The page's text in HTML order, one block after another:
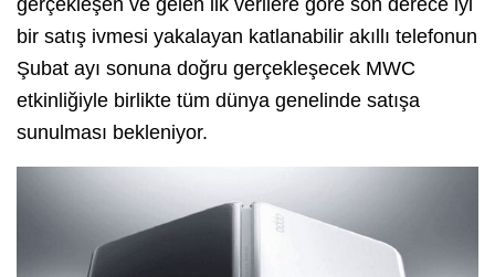
bir satış ivmesi yakalayan katlanabilir akıllı telefonun
Şubat ayı sonuna doğru gerçekleşecek MWC
etkinliğiyle birlikte tüm dünya genelinde satışa
sunulması bekleniyor.